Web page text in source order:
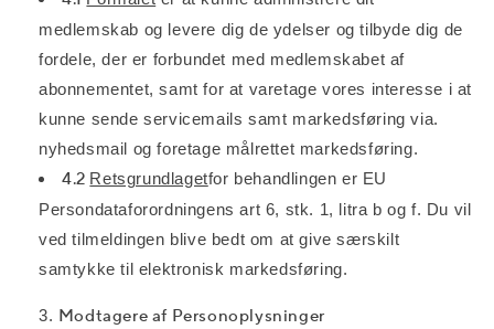
medlemskab og levere dig de ydelser og tilbyde dig de
fordele, der er forbundet med medlemskabet af
abonnementet, samt for at varetage vores interesse i at
kunne sende servicemails samt markedsføring via.
nyhedsmail og foretage målrettet markedsføring.
4.2 Retsgrundlagetfor behandlingen er EU
Persondataforordningens art 6, stk. 1, litra b og f. Du vil
ved tilmeldingen blive bedt om at give særskilt
samtykke til elektronisk markedsføring.
Modtagere af Personoplysninger